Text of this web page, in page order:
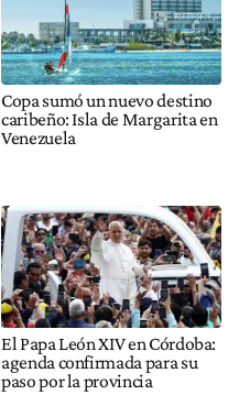
Copa sumó un nuevo destino
caribeño: Isla de Margarita en
Venezuela
El Papa León XIV en Córdoba:
agenda confirmada para su
paso por la provincia